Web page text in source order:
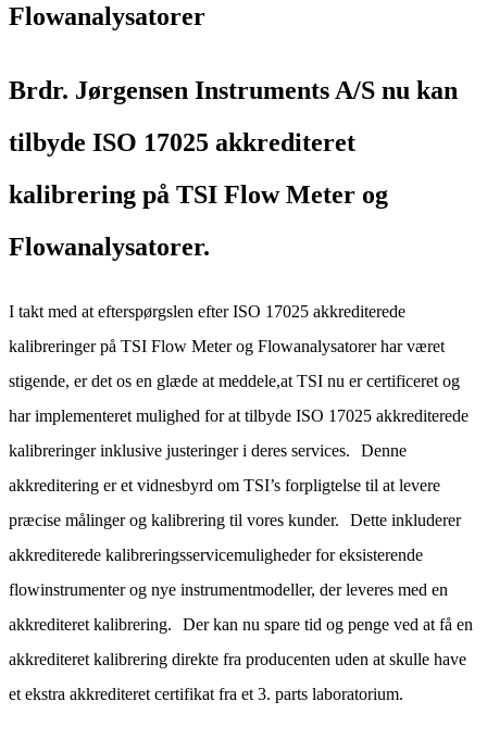
Flowanalysatorer
Brdr. Jørgensen Instruments A/S nu kan
tilbyde ISO 17025 akkrediteret
kalibrering på TSI Flow Meter og
Flowanalysatorer.
I takt med at efterspørgslen efter ISO 17025 akkrediterede
kalibreringer på TSI Flow Meter og Flowanalysatorer har været
stigende, er det os en glæde at meddele,at TSI nu er certificeret og
har implementeret mulighed for at tilbyde ISO 17025 akkrediterede
kalibreringer inklusive justeringer i deres services. Denne
akkreditering er et vidnesbyrd om TSI’s forpligtelse til at levere
præcise målinger og kalibrering til vores kunder. Dette inkluderer
akkrediterede kalibreringsservicemuligheder for eksisterende
flowinstrumenter og nye instrumentmodeller, der leveres med en
akkrediteret kalibrering. Der kan nu spare tid og penge ved at få en
akkrediteret kalibrering direkte fra producenten uden at skulle have
et ekstra akkrediteret certifikat fra et 3. parts laboratorium.